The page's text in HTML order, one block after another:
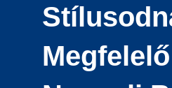
Megfelelő